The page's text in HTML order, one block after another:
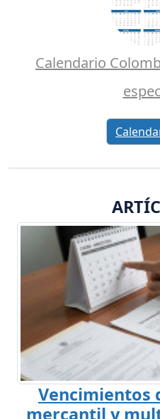
Calendario
Vencimientos
mercantil y